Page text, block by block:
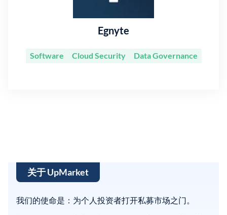
Egnyte
Software Cloud Security Data Governance
关于 UpMarket
我们的使命是：为个人投资者打开私募市场之门。